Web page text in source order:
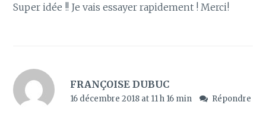
Super idée !! Je vais essayer rapidement ! Merci!
FRANÇOISE DUBUC
16 décembre 2018 at 11 h 16 min Répondre